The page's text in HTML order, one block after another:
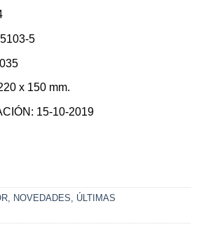
5
x 150 mm.
15-10-2019
, NOVEDADES, ÚLTIMAS